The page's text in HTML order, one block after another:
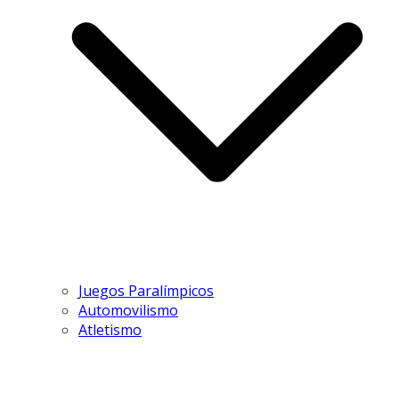
Juegos Paralímpicos
Automovilismo
Atletismo